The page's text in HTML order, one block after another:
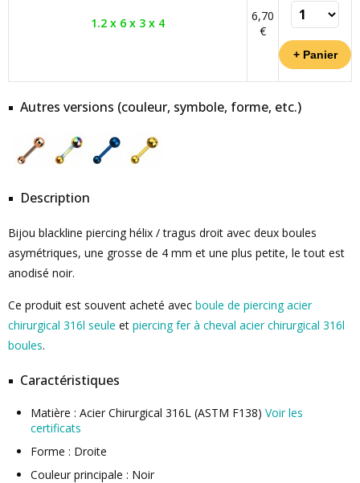
1.2 x 6 x 3 x 4
6,70
€
Autres versions (couleur, symbole, forme, etc.)
Description
Bijou blackline piercing hélix / tragus droit avec deux boules
asymétriques, une grosse de 4 mm et une plus petite, le tout est
anodisé noir.
Ce produit est souvent acheté avec boule de piercing acier
chirurgical 316l seule et piercing fer à cheval acier chirurgical 316l
boules.
Caractéristiques
Matière : Acier Chirurgical 316L (ASTM F138) Voir les
certificats
Forme : Droite
Couleur principale : Noir